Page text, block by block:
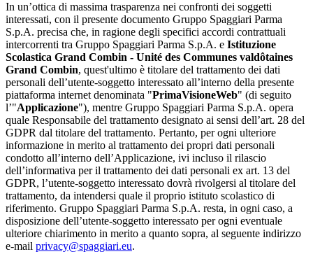
In un’ottica di massima trasparenza nei confronti dei soggetti
interessati, con il presente documento Gruppo Spaggiari Parma
S.p.A. precisa che, in ragione degli specifici accordi contrattuali
intercorrenti tra Gruppo Spaggiari Parma S.p.A. e Istituzione
Scolastica Grand Combin - Unité des Communes valdôtaines
Grand Combin, quest'ultimo è titolare del trattamento dei dati
personali dell’utente-soggetto interessato all’interno della presente
piattaforma internet denominata "PrimaVisioneWeb" (di seguito
l’"Applicazione"), mentre Gruppo Spaggiari Parma S.p.A. opera
quale Responsabile del trattamento designato ai sensi dell’art. 28 del
GDPR dal titolare del trattamento. Pertanto, per ogni ulteriore
informazione in merito al trattamento dei propri dati personali
condotto all’interno dell’Applicazione, ivi incluso il rilascio
dell’informativa per il trattamento dei dati personali ex art. 13 del
GDPR, l’utente-soggetto interessato dovrà rivolgersi al titolare del
trattamento, da intendersi quale il proprio istituto scolastico di
riferimento. Gruppo Spaggiari Parma S.p.A. resta, in ogni caso, a
disposizione dell’utente-soggetto interessato per ogni eventuale
ulteriore chiarimento in merito a quanto sopra, al seguente indirizzo
e-mail privacy@spaggiari.eu.